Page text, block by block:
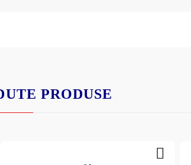
PRODUSE